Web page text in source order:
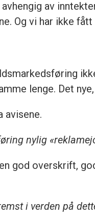
av
Og vi har ikke
lenge. Det
avisene.
nylig
god overskrift,
i verden på